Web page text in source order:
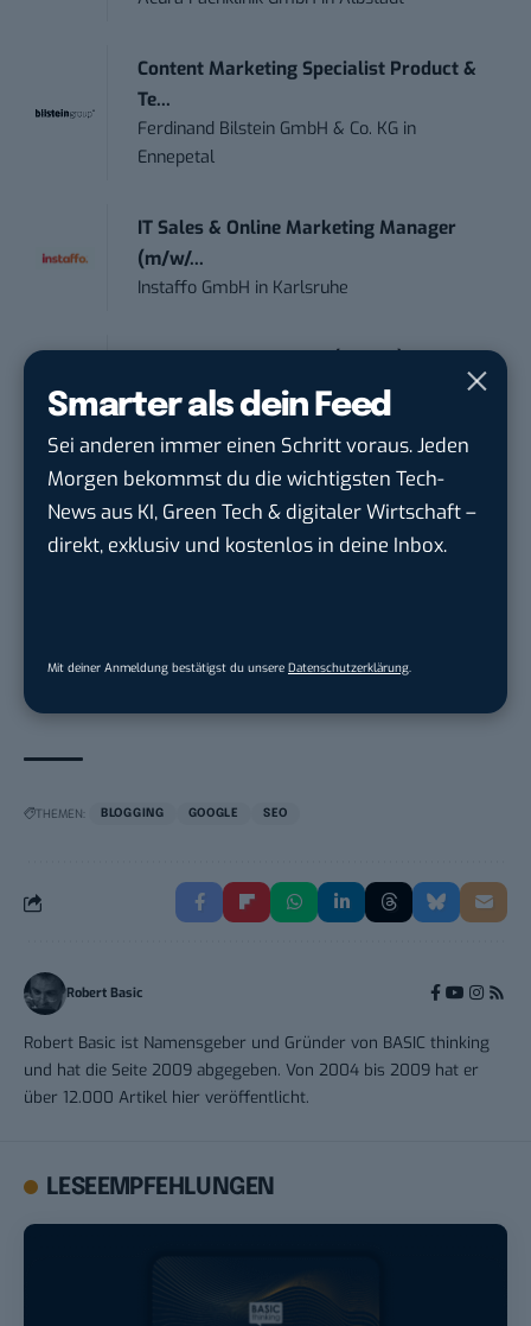
Smarter als dein Feed
Sei anderen immer einen Schritt voraus. Jeden
Morgen bekommst du die wichtigsten Tech-
News aus KI, Green Tech & digitaler Wirtschaft –
direkt, exklusiv und kostenlos in deine Inbox.
Mit deiner Anmeldung bestätigst du unsere Datenschutzerklärung
Content Marketing Specialist Product &
Te...
Ferdinand Bilstein GmbH & Co. KG in
Ennepetal
IT Sales & Online Marketing Manager
(m/w/...
Instaffo GmbH in Karlsruhe
BANNERKÖNIG GmbH inGelsenkirchen
Referent (m/w/d) Technik & Netzwerke
DVGW Deutscher Verein des Gas- und
Wasserfac...inBonn
Compa...inRastede
THEMEN: BLOGGING GOOGLE SEO
Robert Basic
Robert Basic ist Namensgeber und Gründer von BASIC thinking
und hat die Seite 2009 abgegeben. Von 2004 bis 2009 hat er
über 12.000 Artikel hier veröffentlicht.
LESEEMPFEHLUNGEN